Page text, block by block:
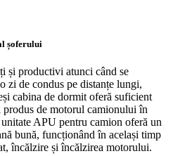
șoferului
și productivi atunci când se
zi de condus pe distanțe lungi,
cabina de dormit oferă suficient
de motorul camionului în
APU pentru camion oferă un
bună, funcționând în același timp
încălzire și încălzirea motorului.